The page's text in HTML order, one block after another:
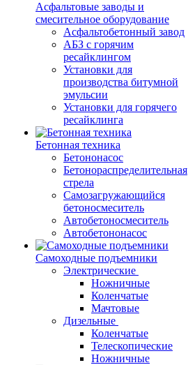
Асфальтовые заводы и
смесительное оборудование
Асфальтобетонный завод
АБЗ с горячим
ресайклингом
Установки для
производства битумной
эмульсии
Установки для горячего
ресайклинга
Бетонная техника
Бетононасос
Бетонораспределительная
стрела
Самозагружающийся
бетоносмеситель
Автобетоносмеситель
Автобетононасос
Самоходные подъемники
Электрические
Ножничные
Коленчатые
Мачтовые
Дизельные
Коленчатые
Телескопические
Ножничные